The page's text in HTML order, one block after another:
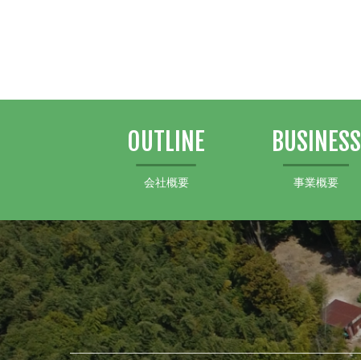
OUTLINE
会社概要
BUSINESS
事業概要